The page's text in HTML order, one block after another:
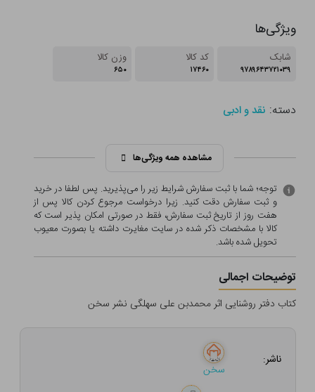
ویژگی‌ها
شابک
۹۷۸۹۶۴۳۷۲۱۰۳۹
کد کالا
۱۷۴۶۰
وزن کالا
۶۵۰
دسته: نقد و ادبی
مشاهده همه ویژگی‌ها
توجه؛ شما با ثبت سفارش شرایط زیر را می‌پذیرید. پس لطفا در خرید
و ثبت سفارش دقت کنید. زیرا درخواست مرجوع کردن کالا پس از
هفت روز از تاریخ ثبت سفارش، فقط در صورتی امکان پذیر است که
کالا با مشخصات ذکر شده در سایت مغایرت داشته یا بصورت معيوب
تحویل شده باشد.
توضیحات اجمالی
کتاب دفتر روشنایی اثر محمدبن علی سهلگی نشر سخن
ناشر:
سخن